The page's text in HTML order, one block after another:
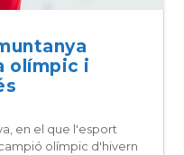
olímpic i
en el que l'esport
olímpic d'hivern